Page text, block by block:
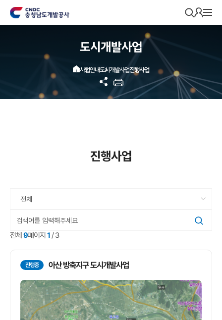
모
도시개발사업
메인으로 이동
사업안내도시개발사업진행사업
공
유
프린
트하
기
진행사업
전체9페이지1/3
택
진행중 아산 방축지구 도시개발사업